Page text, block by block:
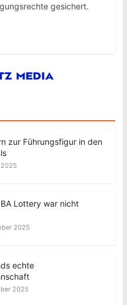
gesichert.
zur Führungsfigur in den
Lottery war nicht
2025
echte
2025